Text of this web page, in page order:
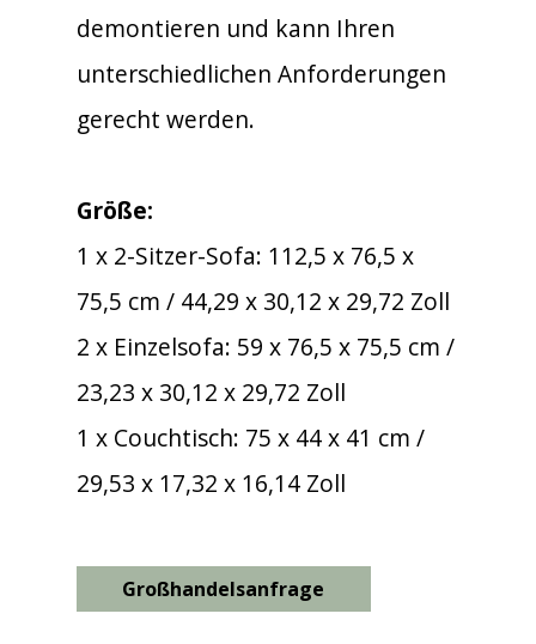
demontieren und kann Ihren
unterschiedlichen Anforderungen
gerecht werden.
Größe:
1 x 2-Sitzer-Sofa: 112,5 x 76,5 x
75,5 cm / 44,29 x 30,12 x 29,72 Zoll
2 x Einzelsofa: 59 x 76,5 x 75,5 cm /
23,23 x 30,12 x 29,72 Zoll
1 x Couchtisch: 75 x 44 x 41 cm /
29,53 x 17,32 x 16,14 Zoll
Großhandelsanfrage